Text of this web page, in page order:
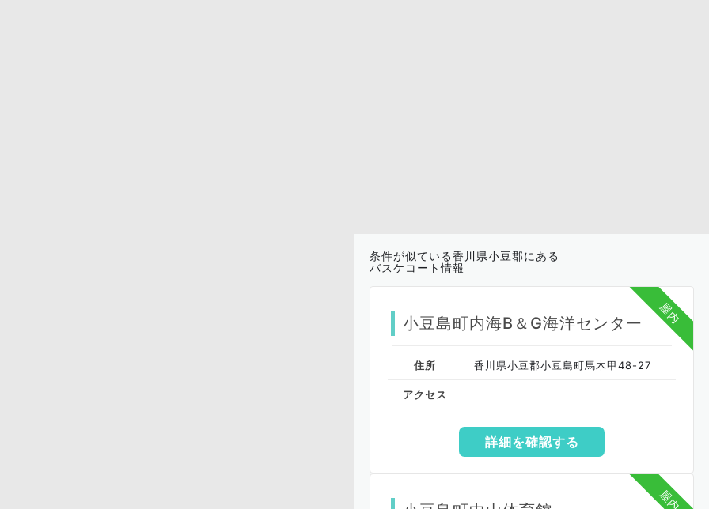
条件が似ている香川県小豆郡にある
バスケコート情報
屋内
小豆島町内海B＆G海洋センター
住所 香川県小豆郡小豆島町馬木甲48-27
アクセス
詳細を確認する
屋内